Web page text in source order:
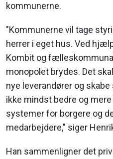
kommunerne.
"Kommunerne vil tage
herrer i eget hus. Ved
Kombit og
monopolet brydes. Det
nye leverandører og
ikke mindst bedre og
systemer for borgere og
medarbejdere," siger
Han sammenligner det